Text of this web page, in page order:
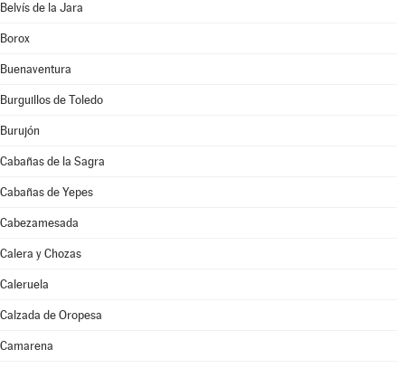
Belvís de la Jara
Borox
Buenaventura
Burguillos de Toledo
Burujón
Cabañas de la Sagra
Cabañas de Yepes
Cabezamesada
Calera y Chozas
Caleruela
Calzada de Oropesa
Camarena